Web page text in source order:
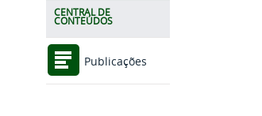
CENTRAL DE
CONTEÚDOS
Publicações